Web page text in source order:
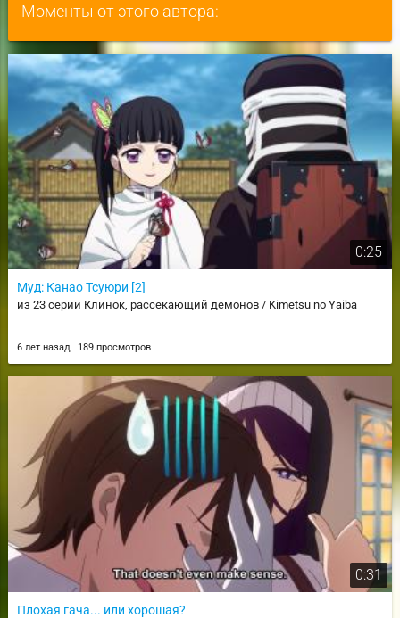
Моменты от этого автора:
0:25
Муд: Канао Тсуюри [2]
из 23 серии Клинок, рассекающий демонов / Kimetsu no Yaiba
6 лет назад 189 просмотров
0:31
Плохая гача... или хорошая?